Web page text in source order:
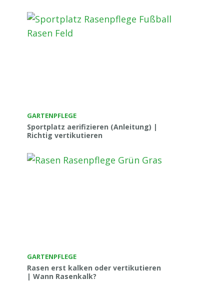
GARTENPFLEGE
Sportplatz aerifizieren (Anleitung) |
Richtig vertikutieren
GARTENPFLEGE
Rasen erst kalken oder vertikutieren
| Wann Rasenkalk?